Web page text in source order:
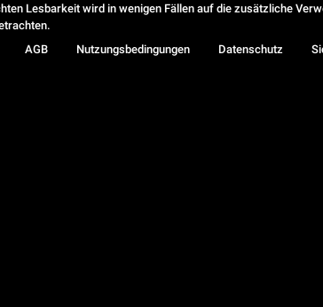
Lesbarkeit wird in wenigen Fällen auf die zusätzliche
AGB Nutzungsbedingungen Datenschutz